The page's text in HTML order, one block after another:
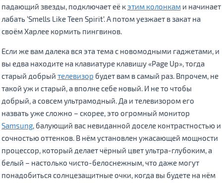
падающий звезды, подключает её кэтим колонкам и начинает
лабать ‘Smells Like Teen Spirit’. А потом уезжает в закат на
своём Харлее кормить пингвинов.
Если же вам далека вся эта тема с новомодными гаджетами, и
вы едва находите на клавиатуре клавишу «Page Up», тогда
старый добрый телевизор будет вам в самый раз. Впрочем, не
такой уж и старый, а вполне себе новый. И не то чтобы
добрый, а совсем ультрамодный. Да и телевизором его
назвать уже сложно – скорее, это огромный монитор
Samsung, балующий вас невиданной доселе контрастностью и
сочностью оттенков. В нём установлен ужасающей мощности
процессор, который делает чёрный цвет ультра-глубоким, а
белый – настолько чисто-белоснежным, что даже могут
понадобиться солнцезащитные очки, когда вы будете на нём